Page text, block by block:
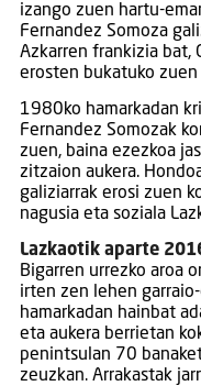
izango zuen hartu-
Fernandez Somoza
Azkarren frankizia bat,
erosten bukatuko zuen
1980ko hamarkadan
Fernandez Somozak
zuen, baina ezezkoa
zitzaion aukera.
galiziarrak erosi zuen
nagusia eta soziala
Lazkaotik aparte
Bigarren urrezko aroa
irten zen lehen
hamarkadan hainbat
eta aukera berrietan
penintsulan 70
zeuzkan. Arrakastak